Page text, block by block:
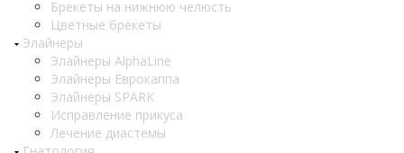
Брекеты на нижнюю челюсть
Цветные брекеты
Элайнеры
Элайнеры AlphaLine
Элайнеры Еврокаппа
Элайнеры SPARK
Исправление прикуса
Лечение диастемы